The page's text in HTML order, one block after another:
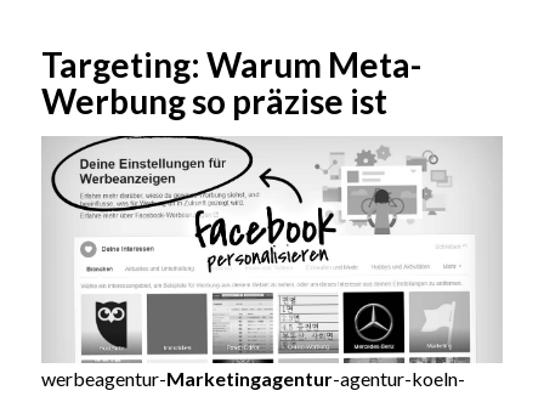
Targeting: Warum Meta-
Werbung so präzise ist
werbeagentur-Marketingagentur-agentur-koeln-